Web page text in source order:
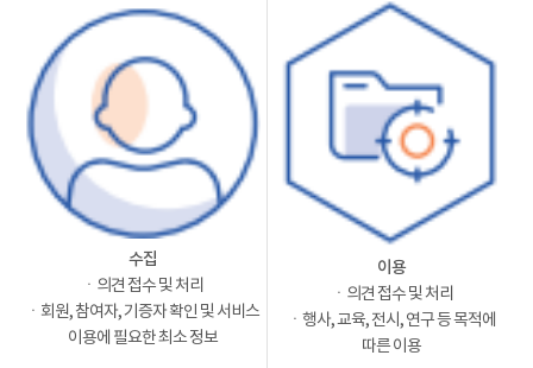
수집
ㆍ의견 접수 및 처리
ㆍ회원, 참여자, 기증자 확인 및 서비스
이용에 필요한 최소 정보
이용
ㆍ의견 접수 및 처리
ㆍ행사, 교육, 전시, 연구 등 목적에
따른 이용